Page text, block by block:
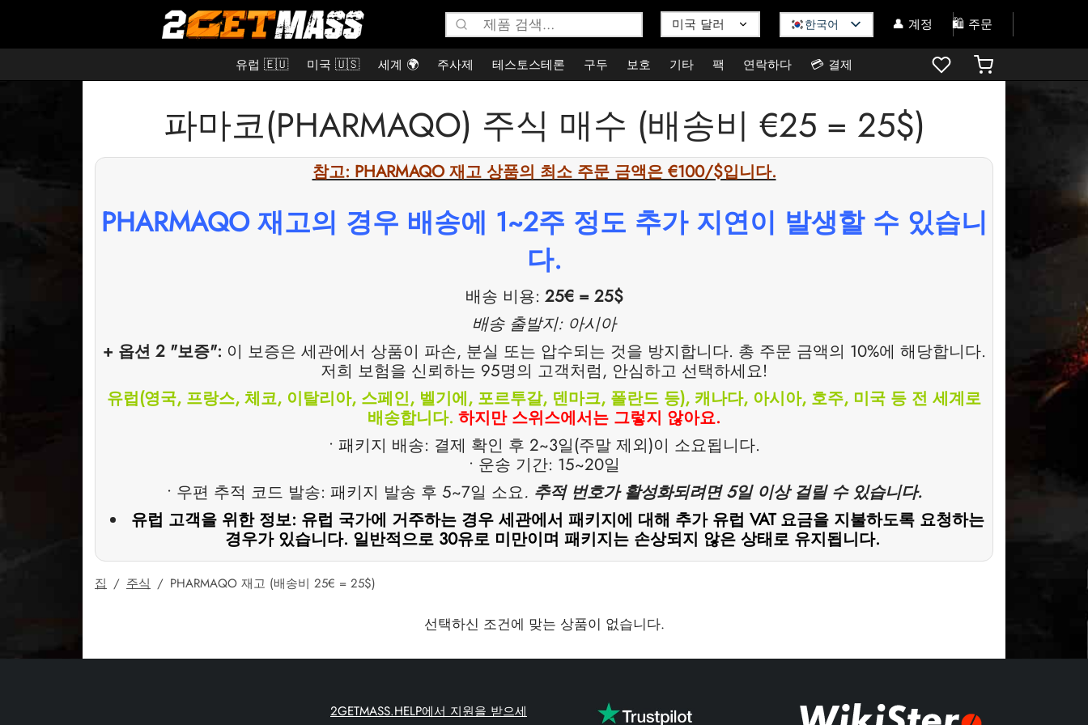
색:
한국어 👤 계정 🛍️ 주문
유럽 🇪🇺 미국 🇺🇸 세계 🌍 주사제 테스토스테론 구두 보호 기타 팩 연락하다 💳 결제
파마코(PHARMAQO) 주식 매수 (배송비 €25 = 25$)
참고: PHARMAQO 재고 상품의 최소 주문 금액은 €100/$입니다.
PHARMAQO 재고의 경우 배송에 1~2주 정도 추가 지연이 발생할 수 있습니
다.
배송 비용: 25€ = 25$
배송 출발지: 아시아
+ 옵션 2 "보증": 이 보증은 세관에서 상품이 파손, 분실 또는 압수되는 것을 방지합니다. 총 주문 금액의 10%에 해당합니다.
저희 보험을 신뢰하는 95명의 고객처럼, 안심하고 선택하세요!
유럽(영국, 프랑스, 체코, 이탈리아, 스페인, 벨기에, 포르투갈, 덴마크, 폴란드 등), 캐나다, 아시아, 호주, 미국 등 전 세계로
배송합니다. 하지만 스위스에서는 그렇지 않아요.
• 패키지 배송: 결제 확인 후 2~3일(주말 제외)이 소요됩니다.
• 운송 기간: 15~20일
• 우편 추적 코드 발송: 패키지 발송 후 5~7일 소요. 추적 번호가 활성화되려면 5일 이상 걸릴 수 있습니다.
유럽 고객을 위한 정보: 유럽 국가에 거주하는 경우 세관에서 패키지에 대해 추가 유럽 VAT 요금을 지불하도록 요청하는
경우가 있습니다. 일반적으로 30유로 미만이며 패키지는 손상되지 않은 상태로 유지됩니다.
집 / 주식 / PHARMAQO 재고 (배송비 25€ = 25$)
선택하신 조건에 맞는 상품이 없습니다.
2GETMASS.HELP에서 지원을 받으세